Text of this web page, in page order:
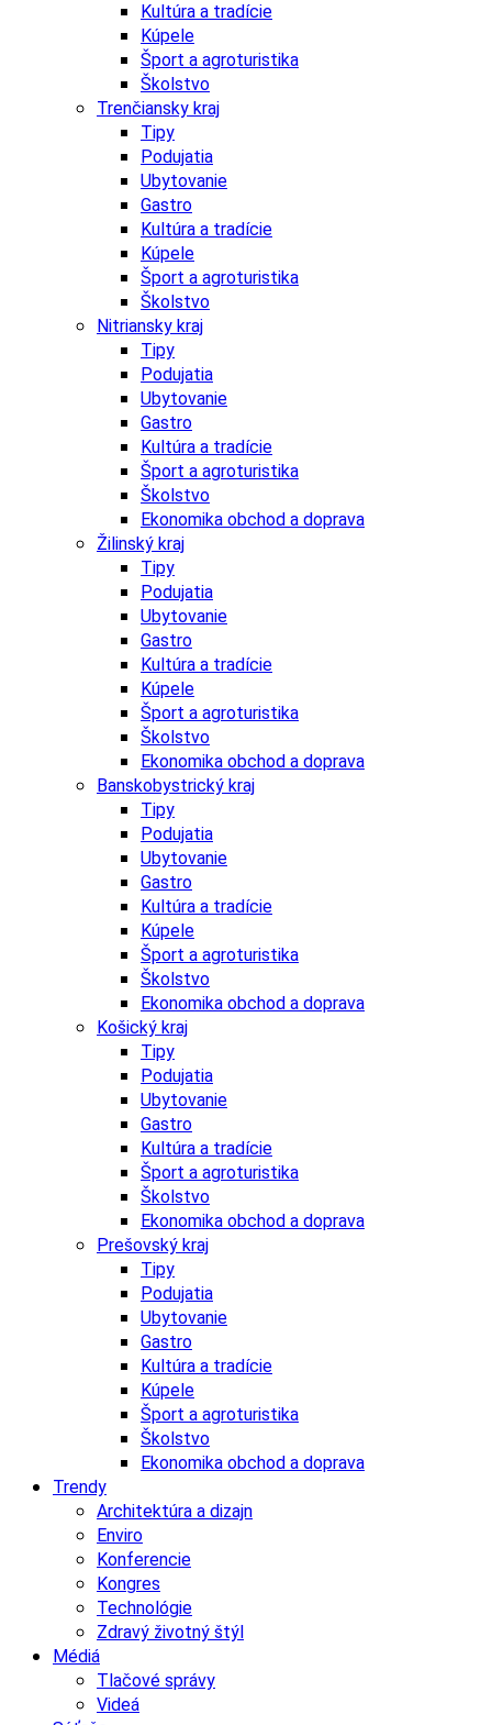
Kultúra a tradície
Kúpele
Šport a agroturistika
Školstvo
Trenčiansky kraj
Tipy
Podujatia
Ubytovanie
Gastro
Kultúra a tradície
Kúpele
Šport a agroturistika
Školstvo
Nitriansky kraj
Tipy
Podujatia
Ubytovanie
Gastro
Kultúra a tradície
Šport a agroturistika
Školstvo
Ekonomika obchod a doprava
Žilinský kraj
Tipy
Podujatia
Ubytovanie
Gastro
Kultúra a tradície
Kúpele
Šport a agroturistika
Školstvo
Ekonomika obchod a doprava
Banskobystrický kraj
Tipy
Podujatia
Ubytovanie
Gastro
Kultúra a tradície
Kúpele
Šport a agroturistika
Školstvo
Ekonomika obchod a doprava
Košický kraj
Tipy
Podujatia
Ubytovanie
Gastro
Kultúra a tradície
Šport a agroturistika
Školstvo
Ekonomika obchod a doprava
Prešovský kraj
Tipy
Podujatia
Ubytovanie
Gastro
Kultúra a tradície
Kúpele
Šport a agroturistika
Školstvo
Ekonomika obchod a doprava
Trendy
Architektúra a dizajn
Enviro
Konferencie
Kongres
Technológie
Zdravý životný štýl
Médiá
Tlačové správy
Videá